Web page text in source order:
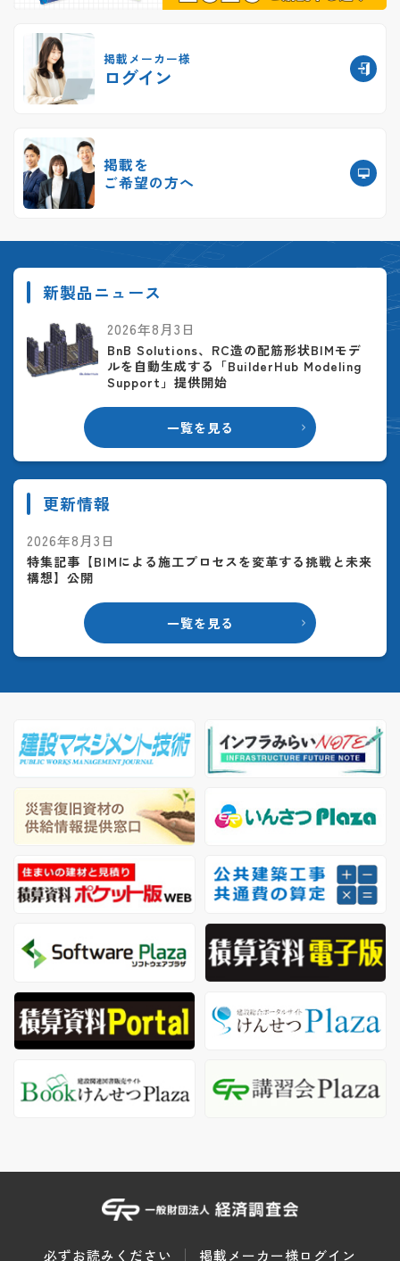
掲載メーカー様
ログイン
掲載を
ご希望の方へ
新製品ニュース
一覧を見る
2026年8月3日
BnB Solutions、RC造の配筋形状BIMモデ
ルを自動生成する「BuilderHub Modeling
Support」提供開始
更新情報
一覧を見る
2026年8月3日
特集記事【BIMによる施工プロセスを変革する挑戦と未来
構想】公開
必ずお読みください 掲載メーカー様ログイン